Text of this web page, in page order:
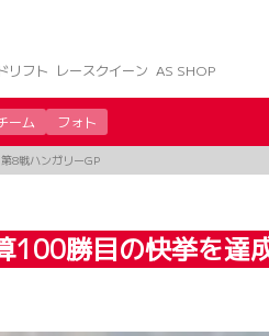
ドリフト レースクイーン AS SHOP
ーム フォト
8戦ハンガリーGP
100勝目の快挙を達